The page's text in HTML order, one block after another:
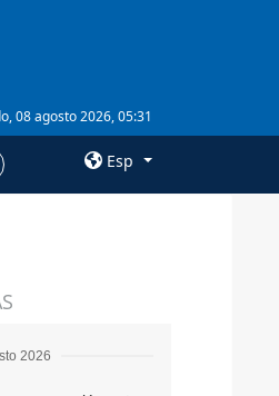
08 agosto 2026, 05:31
Esp
2026